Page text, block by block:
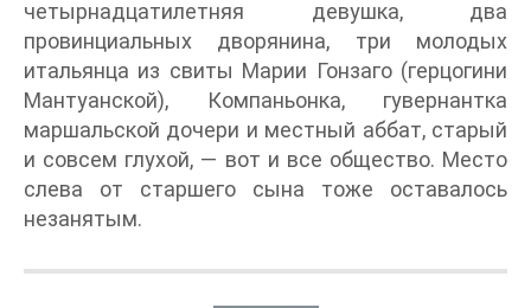
четырнадцатилетняя девушка, два
провинциальных дворянина, три молодых
итальянца из свиты Марии Гонзаго (герцогини
Мантуанской), Компаньонка, гувернантка
маршальской дочери и местный аббат, старый
и совсем глухой, — вот и все общество. Место
слева от старшего сына тоже оставалось
незанятым.